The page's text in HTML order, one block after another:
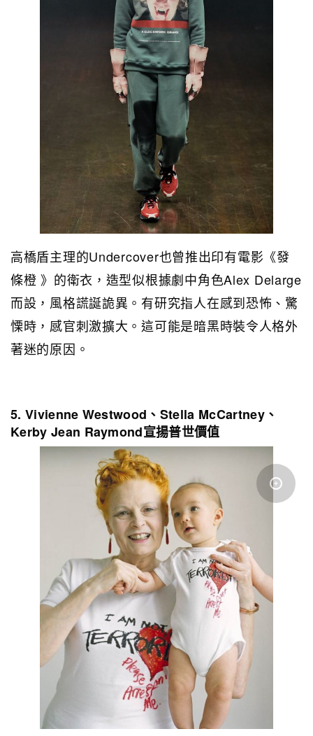
高橋盾主理的Undercover也曾推出印有電影《發
條橙 》的衛衣，造型似根據劇中角色Alex Delarge
而設，風格謊誕詭異。有研究指人在感到恐怖、驚
慄時，感官刺激擴大。這可能是暗黑時裝令人格外
著迷的原因。
5. Vivienne Westwood、Stella McCartney、
Kerby Jean Raymond宣揚普世價值